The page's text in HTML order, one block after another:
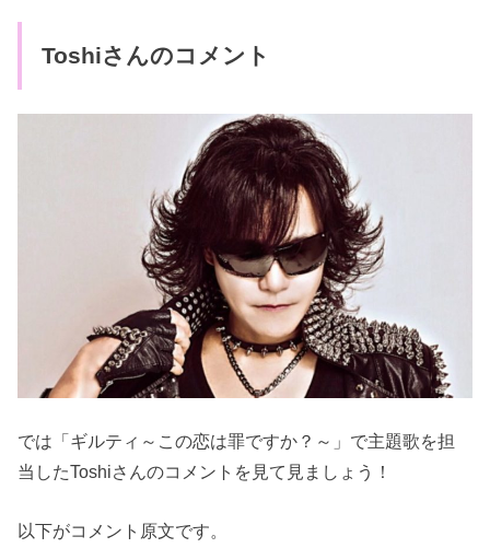
Toshiさんのコメント
では「ギルティ～この恋は罪ですか？～」で主題歌を担
当したToshiさんのコメントを見て見ましょう！
以下がコメント原文です。